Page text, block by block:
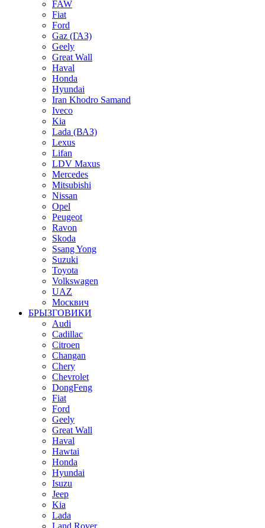
FAW
Fiat
Ford
Gaz (ГАЗ)
Geely
Great Wall
Haval
Honda
Hyundai
Iran Khodro Samand
Iveco
Kia
Lada (ВАЗ)
Lexus
Lifan
LDV Maxus
Mercedes
Mitsubishi
Nissan
Opel
Peugeot
Ravon
Skoda
Ssang Yong
Suzuki
Toyota
Volkswagen
UAZ
Москвич
БРЫЗГОВИКИ
Audi
Cadillac
Citroen
Changan
Chery
Chevrolet
DongFeng
Fiat
Ford
Geely
Great Wall
Haval
Hawtai
Honda
Hyundai
Isuzu
Jeep
Kia
Lada